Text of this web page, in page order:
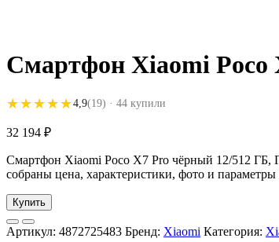
Смартфон Xiaomi Poco
★★★★★
★★★★★4,9(19) · 44 купили
32 194 ₽
Смартфон Xiaomi Poco X7 Pro чёрный 12/512 ГБ,
собраны цена, характеристики, фото и
Купить
Артикул: 4872725483 Бренд: Xiaomi Категория: